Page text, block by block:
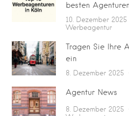
besten
10. Dezember 2025
Werbeagentur
Tragen Sie Ihre
ein
8. Dezember 2025
Agentur News
8. Dezember 2025